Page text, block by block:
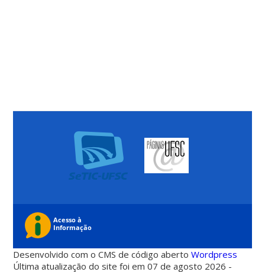
Desenvolvido com o CMS de código abertoWordpress
Última atualização do site foi em 07 de agosto 2026 -